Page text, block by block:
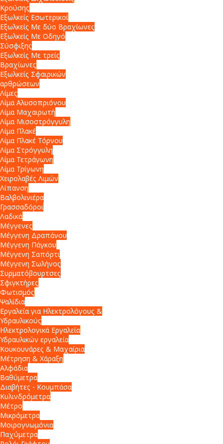
Κρούσης
Εξωλκείς Εσωτερικοί
Εξωλκείς Με δύο Βραχίωνες
Εξωλκείς Με Οδηγό
Σύσφιξης
Εξωλκείς Με τρείς
Βραχίωνες
Εξωλκείς Σφαιρικών
αρθρώσεων
Λίμες
Λίμα Αλυσοπριόνου
Λίμα Μαχαιρωτή
Λίμα Μισοστρόγγυλη
Λίμα Πλακέ
Λίμα Πλακέ Τόρνου
Λίμα Στρόγγυλη
Λίμα Τετράγωνη
Λίμα Τρίγωνη
Χειρολαβές Λιμών
Λίπανση
Βαλβολινιέρα
Γρασσαδόροι
Λαδικά
Μέγγενες
Μέγγενη Δραπάνου
Μέγγενη Πάγκου
Μέγγενη Σαπόρτι
Μέγγενη Σωλήνος
Συρματόβουρτσες
Σφιγκτήρες
Φωτισμός
Ψαλίδια
Εργαλεία για Ηλεκτρολόγους &
Υδραυλικούς
Ηλεκτρολογικά Εργαλεία
Υδραυλικών εργαλεία
Κουκουνάρες & Μαχαίρια
Μέτρηση & Χάραξη
Αλφάδια
Βαθύμετρα
Διαβήτες - Κουμπάσα
Κυλινδρόμετρα
Μέτρο
Μικρόμετρα
Μοιρογνωμόνια
Παχύμετρα